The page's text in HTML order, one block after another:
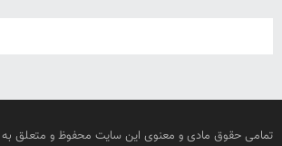
تمامی حقوق مادی و معنوی این سایت محفوظ و متعلق به